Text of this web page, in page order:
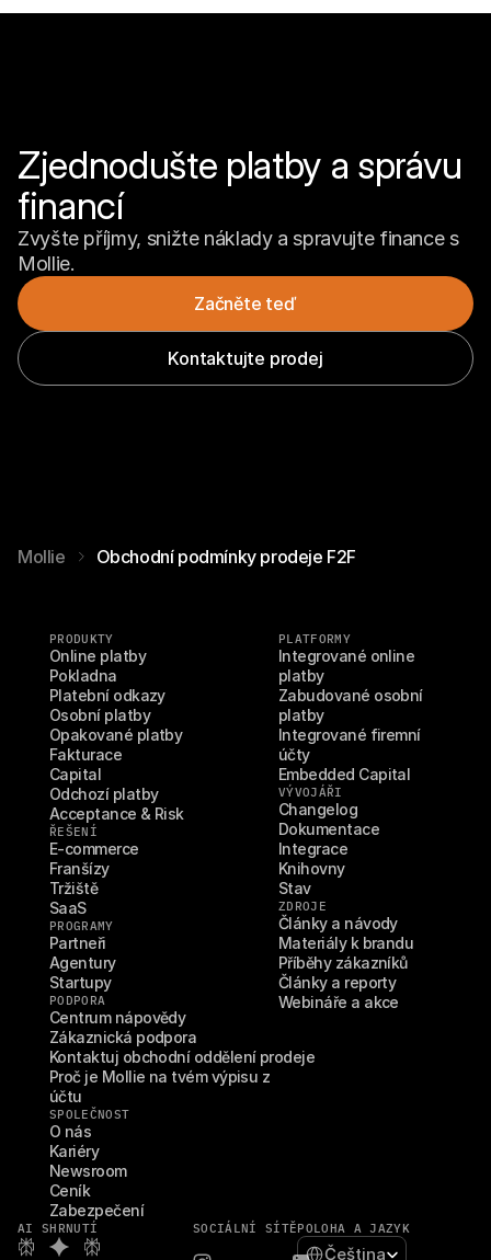
Zjednodušte platby a správu
financí
Zvyšte příjmy, snižte náklady a spravujte finance s
Mollie.
Začněte teď
Kontaktujte prodej
Mollie Obchodní podmínky prodeje F2F
PRODUKTY
Online platby
Pokladna
Platební odkazy
Osobní platby
Opakované platby
Fakturace
Capital
Odchozí platby
Acceptance & Risk
ŘEŠENÍ
E-commerce
Franšízy
Tržiště
SaaS
PROGRAMY
Partneři
Agentury
Startupy
PODPORA
Centrum nápovědy
Zákaznická podpora
Kontaktuj obchodní oddělení prodeje
Proč je Mollie na tvém výpisu z
účtu
SPOLEČNOST
O nás
Kariéry
Newsroom
Ceník
Zabezpečení
PLATFORMY
Integrované online
platby
Zabudované osobní
platby
Integrované firemní
účty
Embedded Capital
VÝVOJÁŘI
Changelog
Dokumentace
Integrace
Knihovny
Stav
ZDROJE
Články a návody
Materiály k brandu
Příběhy zákazníků
Články a reporty
Webináře a akce
AI SHRNUTÍ SOCIÁLNÍ SÍTĚPOLOHA A JAZYK
Select Language
Čeština